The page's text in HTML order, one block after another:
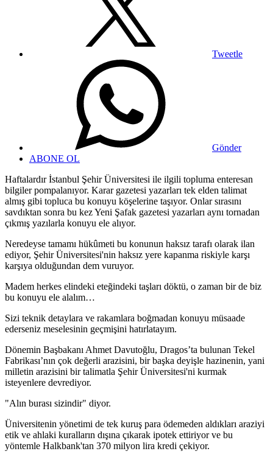
Tweetle
Gönder
ABONE OL
Haftalardır İstanbul Şehir Üniversitesi ile ilgili topluma enteresan
bilgiler pompalanıyor. Karar gazetesi yazarları tek elden talimat
almış gibi topluca bu konuyu köşelerine taşıyor. Onlar sırasını
savdıktan sonra bu kez Yeni Şafak gazetesi yazarları aynı tornadan
çıkmış yazılarla konuyu ele alıyor.
Neredeyse tamamı hükûmeti bu konunun haksız tarafı olarak ilan
ediyor, Şehir Üniversitesi'nin haksız yere kapanma riskiyle karşı
karşıya olduğundan dem vuruyor.
Madem herkes elindeki eteğindeki taşları döktü, o zaman bir de biz
bu konuyu ele alalım…
Sizi teknik detaylara ve rakamlara boğmadan konuyu müsaade
ederseniz meselesinin geçmişini hatırlatayım.
Dönemin Başbakanı Ahmet Davutoğlu, Dragos’ta bulunan Tekel
Fabrikası’nın çok değerli arazisini, bir başka deyişle hazinenin, yani
milletin arazisini bir talimatla Şehir Üniversitesi'ni kurmak
isteyenlere devrediyor.
"Alın burası sizindir" diyor.
Üniversitenin yönetimi de tek kuruş para ödemeden aldıkları araziyi
etik ve ahlaki kuralların dışına çıkarak ipotek ettiriyor ve bu
yöntemle Halkbank'tan 370 milyon lira kredi çekiyor.